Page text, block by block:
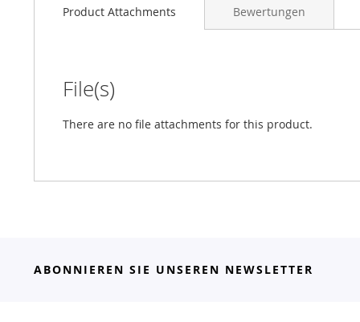
Product Attachments
File(s)
There are no file attachments for this product.
Bewertungen
ABONNIEREN SIE UNSEREN NEWSLETTER